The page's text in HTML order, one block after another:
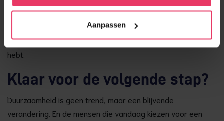
Aanpassen
groeien, investeren en openstaan voor nieuwe technische
talenten. Zo zorgen we ervoor dat jij niet alleen aan de slag
kunt, maar ook op een plek terechtkomt waar je toekomst
hebt.
Klaar voor de volgende stap?
Duurzaamheid is geen trend, maar een blijvende
verandering. En de mensen die vandaag kiezen voor een